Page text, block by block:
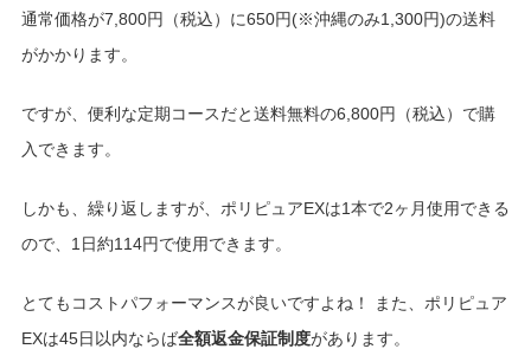
通常価格が7,800円（税込）に650円(※沖縄のみ1,300円)の送料
がかかります。
ですが、便利な定期コースだと送料無料の6,800円（税込）で購
入できます。
しかも、繰り返しますが、ポリピュアEXは1本で2ヶ月使用できる
ので、1日約114円で使用できます。
とてもコストパフォーマンスが良いですよね！ また、ポリピュア
EXは45日以内ならば全額返金保証制度があります。